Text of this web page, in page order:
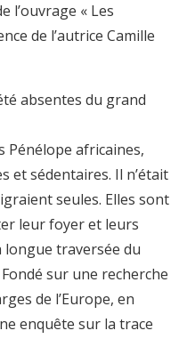
l’ouvrage « Les
de l’autrice Camille
absentes du grand
Pénélope africaines,
et sédentaires. Il n’était
seules. Elles sont
leur foyer et leurs
traversée du
sur une recherche
de l’Europe, en
enquête sur la trace